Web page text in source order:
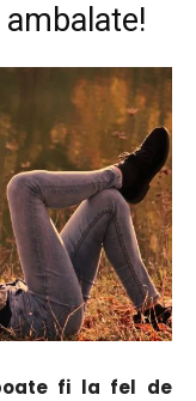
fi la fel de